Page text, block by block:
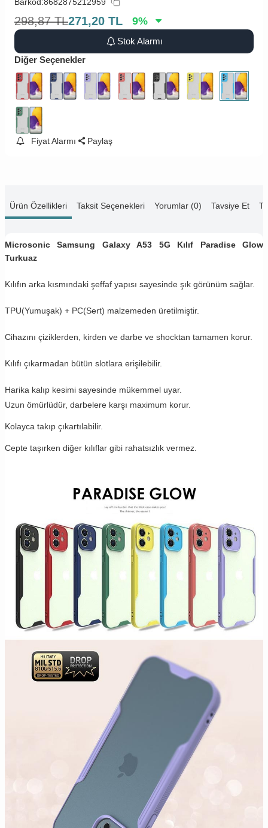
298,87 TL271,20 TL 9%
Stok Alarmı
Diğer Seçenekler
Fiyat Alarmı Paylaş
Ürün Özellikleri Taksit Seçenekleri Yorumlar (0) Tavsiye Et
Microsonic Samsung Galaxy A53 5G Kılıf Paradise Glow
Turkuaz
Kılıfın arka kısmındaki şeffaf yapısı sayesinde şık görünüm sağlar.
TPU(Yumuşak) + PC(Sert) malzemeden üretilmiştir.
Cihazını çiziklerden, kirden ve darbe ve shocktan tamamen korur.
Kılıfı çıkarmadan bütün slotlara erişilebilir.
Harika kalıp kesimi sayesinde mükemmel uyar.
Uzun ömürlüdür, darbelere karşı maximum korur.
Kolayca takıp çıkartılabilir.
Cepte taşırken diğer kılıflar gibi rahatsızlık vermez.